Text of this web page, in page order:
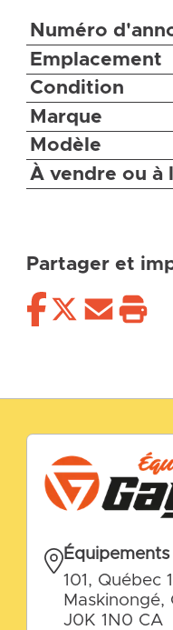
Numéro
Emplacement
Condition
Marque
Modèle
À vendre ou à
Partager et
101, Québec
Maskinongé,
J0K 1N0 CA